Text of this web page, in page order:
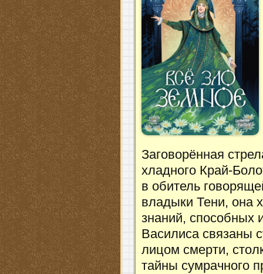
Заговорённая
хладного Край-
в обитель
владыки Тени, она
знаний, способных
Василиса связаны
лицом смерти,
тайны сумрачного